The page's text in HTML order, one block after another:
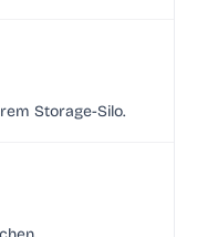
Storage-Silo.